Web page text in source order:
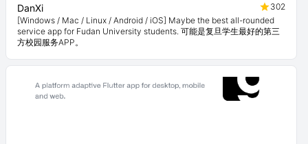
DanXi
302
[Windows / Mac / Linux / Android / iOS] Maybe the best all-rounded
service app for Fudan University students. 可能是复旦学生最好的第三
方校园服务APP。